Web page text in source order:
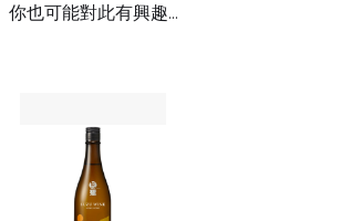
你也可能對此有興趣...